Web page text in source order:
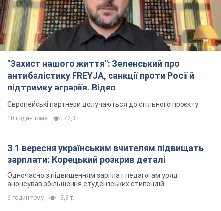
"Захист нашого життя": Зеленський про
антибалістику FREYJA, санкції проти Росії й
підтримку аграріїв. Відео
Європейські партнери долучаються до спільного проєкту
10 годин тому 72,3 т.
З 1 вересня українським вчителям підвищать
зарплати: Корецький розкрив деталі
Одночасно з підвищенням зарплат педагогам уряд
анонсував збільшення студентських стипендій
6 годин тому 3,9 т.